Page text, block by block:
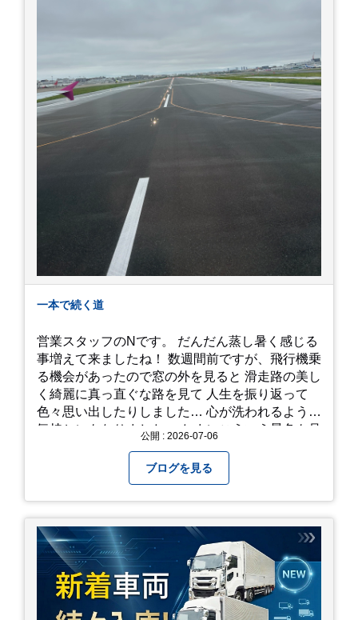
一本で続く道
営業スタッフのNです。 だんだん蒸し暑く感じる
事増えて来ましたね！ 数週間前ですが、飛行機乗
る機会があったので窓の外を見ると 滑走路の美し
く綺麗に真っ直ぐな路を見て 人生を振り返って
色々思い出したりしました… 心が洗われるような
気持ちにもなりました。 たまにこういう景色も見
番になりますが皆様方くれぐれもご自愛ください
公開 : 2026-07-06
ブログを見る